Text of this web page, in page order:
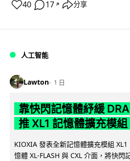
40 17 ↗ 分享
人工智能
Lawton 1 日
靠快閃記憶體紓緩
推 XL1 記憶體擴充模組
KIOXIA 發表全新記憶體擴充模組
憶體 XL-FLASH 與 CXL 介面，將快